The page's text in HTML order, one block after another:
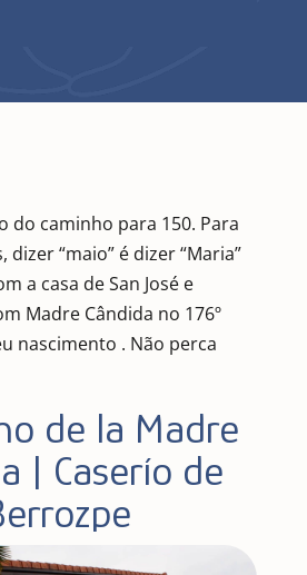
do caminho para 150. Para
dizer “maio” é dizer “Maria”
a casa de San José e
Madre Cândida no 176º
nascimento . Não perca
de la Madre
| Caserío de